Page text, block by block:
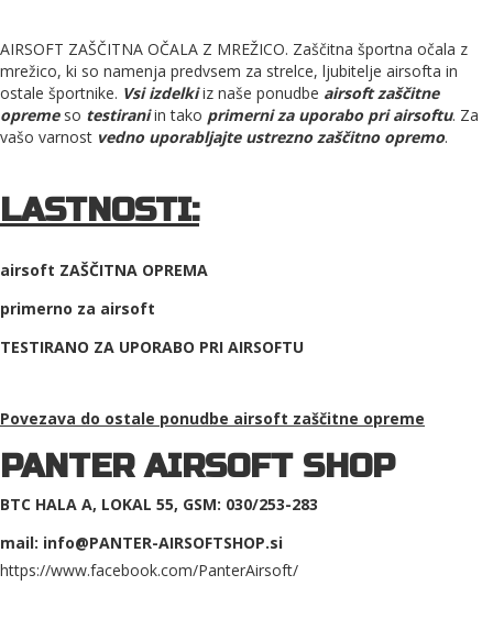
AIRSOFT ZAŠČITNA OČALA Z MREŽICO. Zaščitna športna očala z
mrežico, ki so namenja predvsem za strelce, ljubitelje airsofta in
ostale športnike. Vsi izdelkiiz naše ponudbe airsoft zaščitne
opremeso testiraniin tako primerni za uporabo pri airsoftu. Za
vašo varnost vedno uporabljajte ustrezno zaščitno opremo.
LASTNOSTI:
airsoft ZAŠČITNA OPREMA
primerno za airsoft
TESTIRANO ZA UPORABO PRI AIRSOFTU
Povezava do ostale ponudbe airsoft zaščitne opreme
PANTER AIRSOFT SHOP
BTC HALA A, LOKAL 55, GSM: 030/253-283
mail: info@PANTER-AIRSOFTSHOP.si
https://www.facebook.com/PanterAirsoft/